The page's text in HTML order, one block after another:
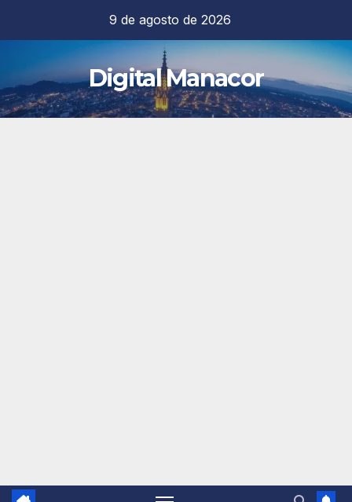
contenido
9 de agosto de 2026
Digital Manacor